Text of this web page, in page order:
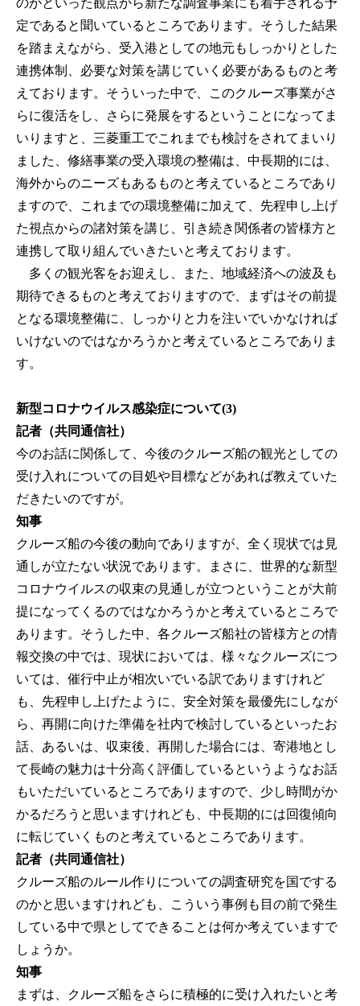
のかといった観点から新たな調査事業にも着手される予
定であると聞いているところであります。そうした結果
を踏まえながら、受入港としての地元もしっかりとした
連携体制、必要な対策を講じていく必要があるものと考
えております。そういった中で、このクルーズ事業がさ
らに復活をし、さらに発展をするということになってま
いりますと、三菱重工でこれまでも検討をされてまいり
ました、修繕事業の受入環境の整備は、中長期的には、
海外からのニーズもあるものと考えているところであり
ますので、これまでの環境整備に加えて、先程申し上げ
た視点からの諸対策を講じ、引き続き関係者の皆様方と
連携して取り組んでいきたいと考えております。
多くの観光客をお迎えし、また、地域経済への波及も
期待できるものと考えておりますので、まずはその前提
となる環境整備に、しっかりと力を注いでいかなければ
いけないのではなかろうかと考えているところでありま
す。
新型コロナウイルス感染症について(3)
記者（共同通信社）
今のお話に関係して、今後のクルーズ船の観光としての
受け入れについての目処や目標などがあれば教えていた
だきたいのですが。
知事
クルーズ船の今後の動向でありますが、全く現状では見
通しが立たない状況であります。まさに、世界的な新型
コロナウイルスの収束の見通しが立つということが大前
提になってくるのではなかろうかと考えているところで
あります。そうした中、各クルーズ船社の皆様方との情
報交換の中では、現状においては、様々なクルーズにつ
いては、催行中止が相次いでいる訳でありますけれど
も、先程申し上げたように、安全対策を最優先にしなが
ら、再開に向けた準備を社内で検討しているといったお
話、あるいは、収束後、再開した場合には、寄港地とし
て長崎の魅力は十分高く評価しているというようなお話
もいただいているところでありますので、少し時間がか
かるだろうと思いますけれども、中長期的には回復傾向
に転じていくものと考えているところであります。
記者（共同通信社）
クルーズ船のルール作りについての調査研究を国でする
のかと思いますけれども、こういう事例も目の前で発生
している中で県としてできることは何か考えていますで
しょうか。
知事
まずは、クルーズ船をさらに積極的に受け入れたいと考